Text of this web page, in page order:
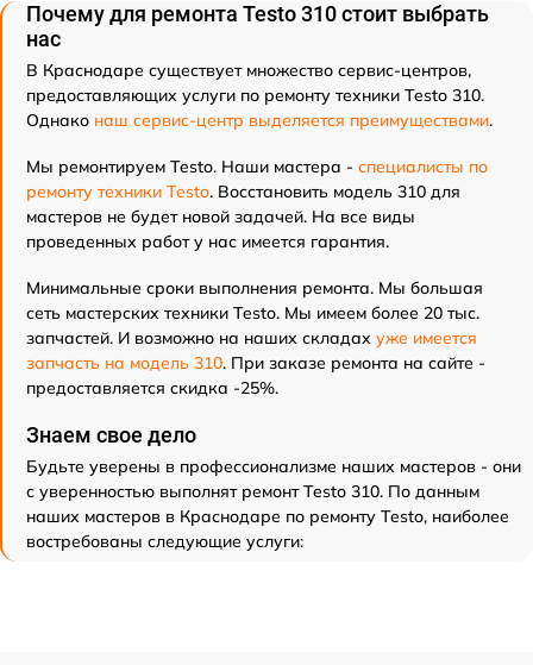
Почему для ремонта Testo 310 стоит выбрать
нас
В Краснодаре существует множество сервис-центров,
предоставляющих услуги по ремонту техники Testo 310.
Однако наш сервис-центр выделяется преимуществами.
Мы ремонтируем Testo. Наши мастера - специалисты по
ремонту техники Testo. Восстановить модель 310 для
мастеров не будет новой задачей. На все виды
проведенных работ у нас имеется гарантия.
Минимальные сроки выполнения ремонта. Мы большая
сеть мастерских техники Testo. Мы имеем более 20 тыс.
запчастей. И возможно на наших складах уже имеется
запчасть на модель 310. При заказе ремонта на сайте -
предоставляется скидка -25%.
Знаем свое дело
Будьте уверены в профессионализме наших мастеров - они
с уверенностью выполнят ремонт Testo 310. По данным
наших мастеров в Краснодаре по ремонту Testo, наиболее
востребованы следующие услуги: